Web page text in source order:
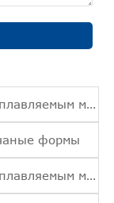
Детали, полученные литьем по выплавляемым моделям
формы
Детали, полученные литьем по выплавляемым моделям